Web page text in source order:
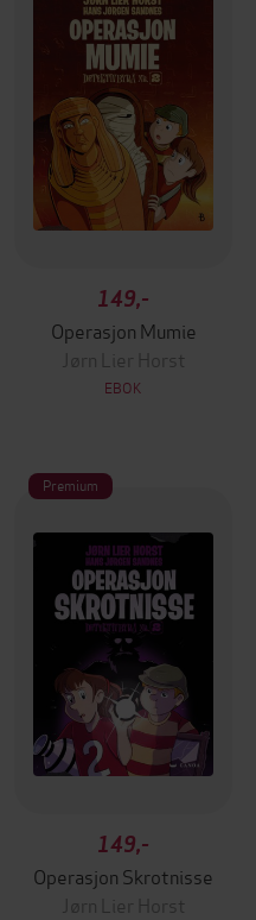
149,-
Operasjon Mumie
Jørn Lier Horst
EBOK
Premium
149,-
Operasjon Skrotnisse
Jørn Lier Horst